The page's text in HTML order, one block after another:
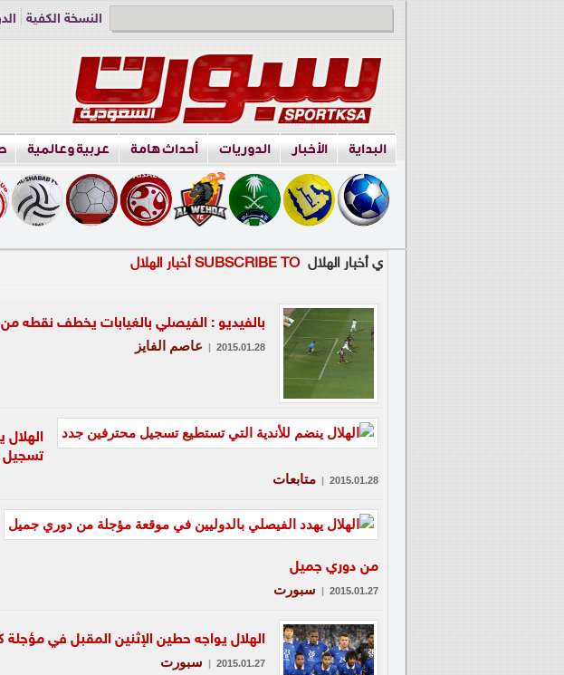
النسخة الكفية
البداية الأخبار الدوريات أحداث هامة عربية وعالمية
ي أخبار الهلال SUBSCRIBE TO أخبار الهلال
بالفيديو : الفيصلي بالغيابات يخطف نقطه
2015.01.28
| عاصم الفايز
تسجيل
2015.01.28
| متابعات
من دوري جميل
2015.01.27
| سبورت
الهلال يواجه حطين الإثنين المقبل في
2015.01.27
| سبورت